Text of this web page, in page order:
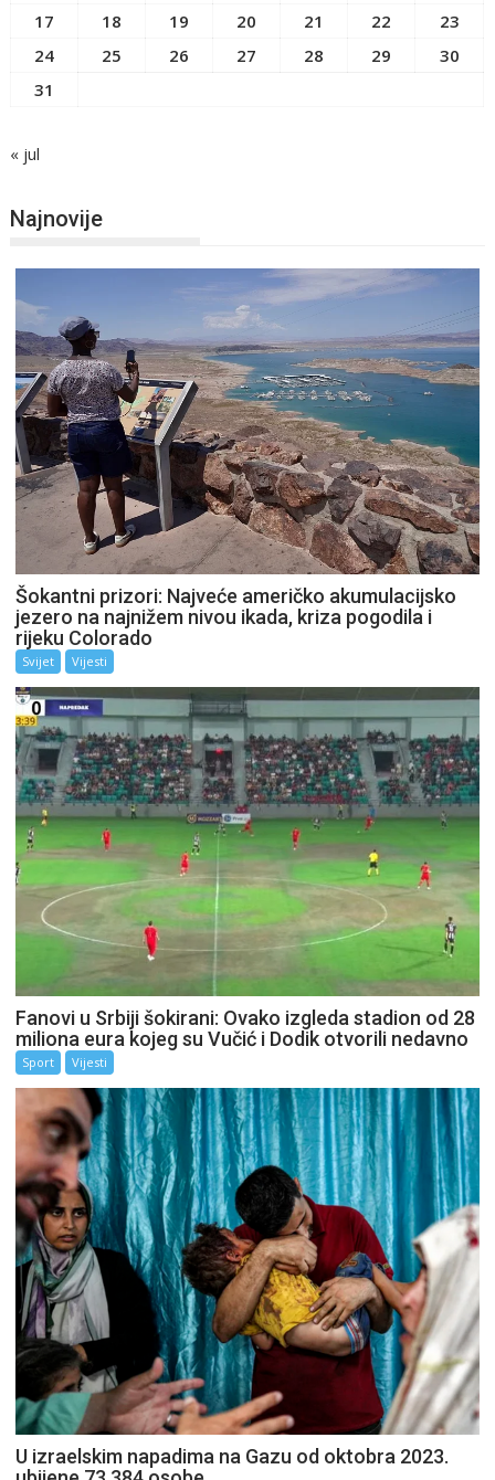
17
18 19 20 21 22
23
24
25 26 27 28 29
30
31
« jul
Najnovije
Šokantni prizori: Najveće američko akumulacijsko
jezero na najnižem nivou ikada, kriza pogodila i
rijeku Colorado
Svijet Vijesti
Fanovi u Srbiji šokirani: Ovako izgleda stadion od 28
miliona eura kojeg su Vučić i Dodik otvorili nedavno
Sport Vijesti
U izraelskim napadima na Gazu od oktobra 2023.